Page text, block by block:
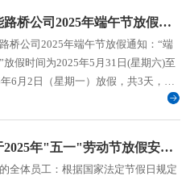
汇能路桥公司2025年端午节放假通知
桥公司2025年端午节放假通知：“端
放假时间为2025年5月31日(星期六)至
6月2日（星期一）放假，共3天，
关于2025年"五一"劳动节放假安排的通知
全体员工：根据国家法定节假日规定